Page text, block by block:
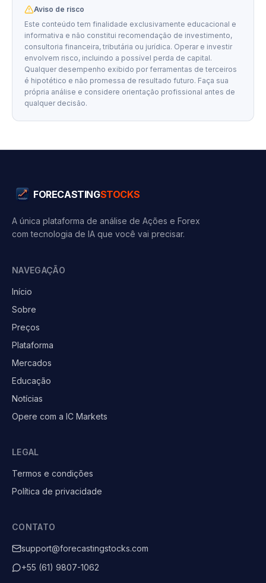
Aviso de risco
Este conteúdo tem finalidade exclusivamente educacional e
informativa e não constitui recomendação de investimento,
consultoria financeira, tributária ou jurídica. Operar e investir
envolvem risco, incluindo a possível perda de capital.
Qualquer desempenho exibido por ferramentas de terceiros
é hipotético e não promessa de resultado futuro. Faça sua
própria análise e considere orientação profissional antes de
qualquer decisão.
FORECASTINGSTOCKS
A única plataforma de análise de Ações e Forex
com tecnologia de IA que você vai precisar.
NAVEGAÇÃO
Início
Sobre
Preços
Plataforma
Mercados
Educação
Notícias
Opere com a IC Markets
LEGAL
Termos e condições
Política de privacidade
CONTATO
support@forecastingstocks.com
+55 (61) 9807-1062